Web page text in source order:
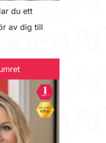
du ett
av dig till